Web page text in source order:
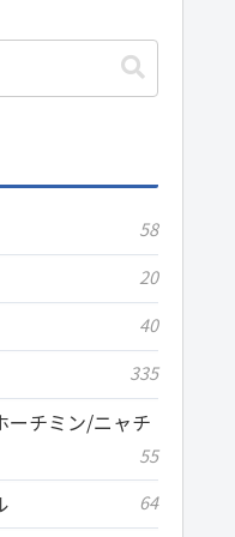
58
20
40
335
ーチミン/ニャチ
55
64